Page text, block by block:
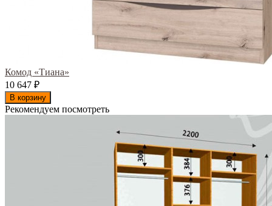
Комод «Тиана»
10 647 ₽
В корзину
Рекомендуем посмотреть